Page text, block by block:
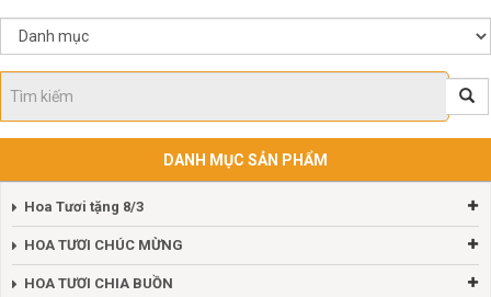
DANH MỤC SẢN PHẨM
Hoa Tươi tặng 8/3
HOA TƯƠI CHÚC MỪNG
HOA TƯƠI CHIA BUỒN